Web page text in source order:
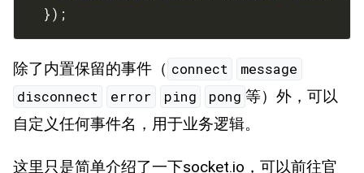
  });
除了内置保留的事件（ connect
message
disconnect
error ping pong 等）外，可以
自定义任何事件名，用于业务逻辑。
这里只是简单介绍了一下socket.io，可以前往官